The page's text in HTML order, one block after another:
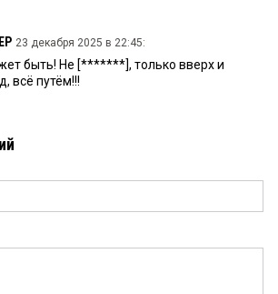
23 декабря 2025 в 22:45:
быть! Не [*******], только вверх и
всё путём!!!